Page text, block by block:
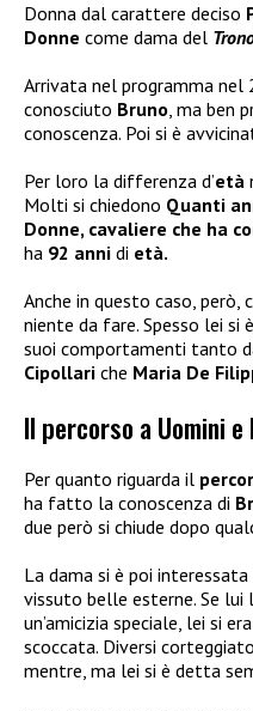
Donna dal carattere deciso
Donne come dama del
Arrivata nel programma
conosciuto Bruno, ma ben
conoscenza. Poi si è
Per loro la differenza d’età
Molti si chiedono Quanti
Donne, cavaliere che ha
ha 92 anni di età.
Anche in questo caso, però,
niente da fare. Spesso lei si
suoi comportamenti tanto
Cipollari che Maria De
Il percorso a Uomini e
Per quanto riguarda il
ha fatto la conoscenza di
due però si chiude dopo
La dama si è poi interessata
vissuto belle esterne. Se lui
un’amicizia speciale, lei si
scoccata. Diversi
mentre, ma lei si è detta